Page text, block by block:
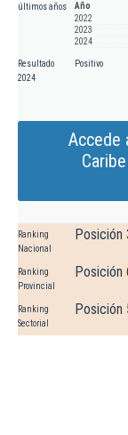
últimos años
Año
2022
2023
2024
Resultado
2024
Positivo
Accede
Ranking
Nacional
Posición
Ranking
Provincial
Ranking
Sectorial